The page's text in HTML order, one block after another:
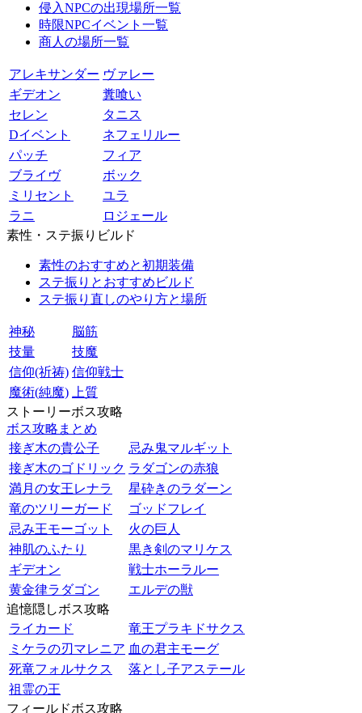
侵入NPCの出現場所一覧
時限NPCイベント一覧
商人の場所一覧
アレキサンダー ヴァレー
ギデオン
糞喰い
セレン
タニス
Dイベント
ネフェリルー
パッチ
フィア
ブライヴ
ボック
ミリセント
ユラ
ラニ
ロジェール
素性・ステ振りビルド
素性のおすすめと初期装備
ステ振りとおすすめビルド
ステ振り直しのやり方と場所
神秘
脳筋
技量
技魔
信仰(祈祷) 信仰戦士
魔術(純魔)
上質
ストーリーボス攻略
ボス攻略まとめ
接ぎ木の貴公子
忌み鬼マルギット
接ぎ木のゴドリック ラダゴンの赤狼
満月の女王レナラ
星砕きのラダーン
竜のツリーガード
ゴッドフレイ
忌み王モーゴット
火の巨人
神肌のふたり
黒き剣のマリケス
ギデオン
戦士ホーラルー
黄金律ラダゴン
エルデの獣
追憶隠しボス攻略
ライカード
竜王プラキドサクス
ミケラの刃マレニア 血の君主モーグ
死竜フォルサクス
落とし子アステール
祖霊の王
フィールドボス攻略